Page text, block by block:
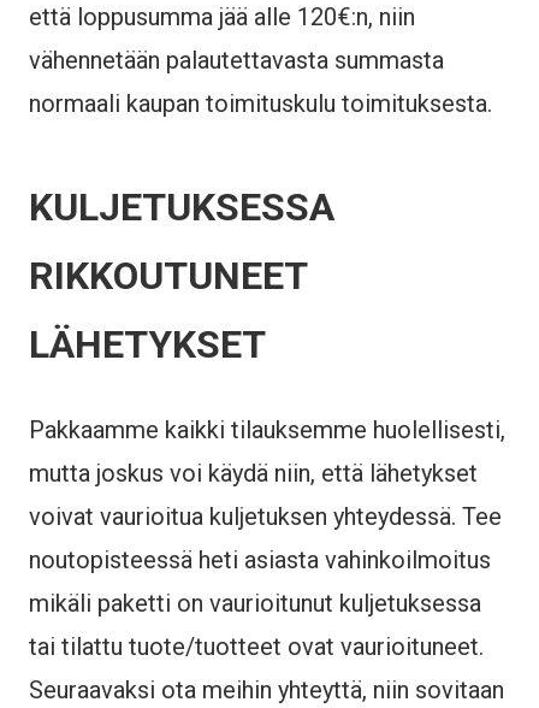
että loppusumma jää alle 120€:n, niin
vähennetään palautettavasta summasta
normaali kaupan toimituskulu toimituksesta.
KULJETUKSESSA
RIKKOUTUNEET
LÄHETYKSET
Pakkaamme kaikki tilauksemme huolellisesti,
mutta joskus voi käydä niin, että lähetykset
voivat vaurioitua kuljetuksen yhteydessä. Tee
noutopisteessä heti asiasta vahinkoilmoitus
mikäli paketti on vaurioitunut kuljetuksessa
tai tilattu tuote/tuotteet ovat vaurioituneet.
Seuraavaksi ota meihin yhteyttä, niin sovitaan